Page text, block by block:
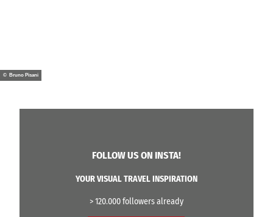
© Bruno Pisani
FOLLOW US ON INSTA!
YOUR VISUAL TRAVEL INSPIRATION
> 120.000 followers already